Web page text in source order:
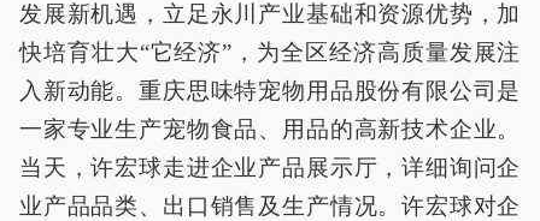
发展新机遇，立足永川产业基础和资源优势，加
快培育壮大“它经济”，为全区经济高质量发展注
入新动能。重庆思味特宠物用品股份有限公司是
一家专业生产宠物食品、用品的高新技术企业。
当天，许宏球走进企业产品展示厅，详细询问企
业产品品类、出口销售及生产情况。许宏球对企